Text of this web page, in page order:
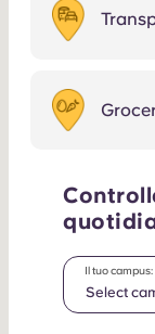
Select
Il tuo campus: